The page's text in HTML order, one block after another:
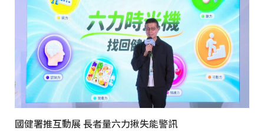
國健署推互動展 長者量六力揪失能警訊